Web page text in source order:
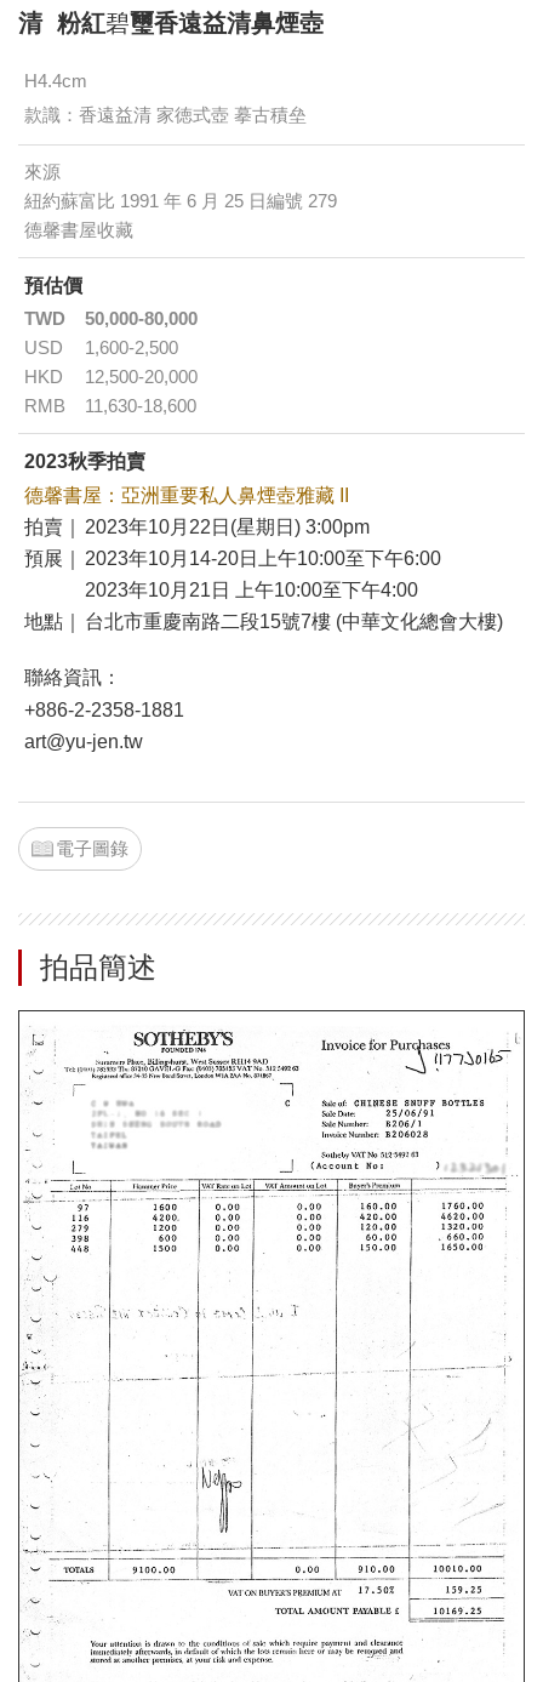
清 粉紅碧璽香遠益清鼻煙壺
H4.4cm
款識：香遠益清 家徳式壺 摹古積垒
來源
紐約蘇富比 1991 年 6 月 25 日編號 279
德馨書屋收藏
預估價
TWD
50,000-80,000
USD
1,600-2,500
HKD
12,500-20,000
RMB
11,630-18,600
2023秋季拍賣
德馨書屋：亞洲重要私人鼻煙壺雅藏 II
拍賣｜
2023年10月22日(星期日) 3:00pm
預展｜
2023年10月14-20日上午10:00至下午6:00
2023年10月21日 上午10:00至下午4:00
地點｜
台北市重慶南路二段15號7樓 (中華文化總會大樓)
聯絡資訊：
+886-2-2358-1881
art@yu-jen.tw
電子圖錄
拍品簡述